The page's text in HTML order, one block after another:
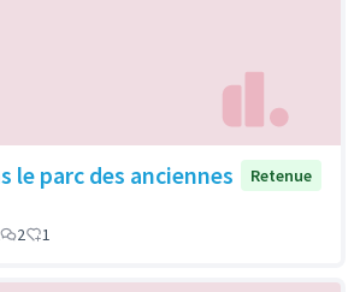
le parc des anciennes
Retenue
2 1